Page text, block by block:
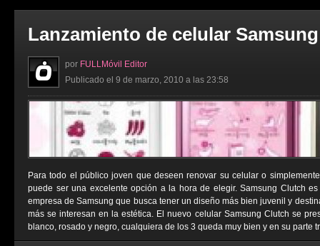
Lanzamiento de celular
por FULLMóvil Editor
Publicado el 9 de marzo, 2010 a las 23:58
Para todo el público joven que deseen renovar su celular o
puede ser una excelente opción a la hora de elegir. Samsung Clutch
empresa de Samsung que busca tener un diseño más bien juvenil y
más se interesan en la estética. El nuevo celular Samsung Clutch se
blanco, rosado y negro, cualquiera de los 3 queda muy bien y en su parte